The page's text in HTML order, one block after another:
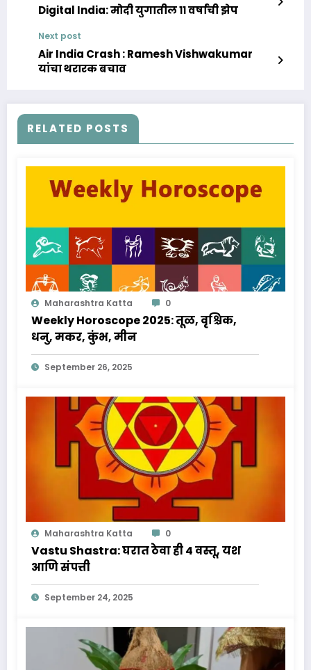
Digital India: मोदी युगातील ११ वर्षांची झेप
Next post
Air India Crash : Ramesh Vishwakumar
यांचा थरारक बचाव
RELATED POSTS
Maharashtra Katta 0
Weekly Horoscope 2025: तूळ, वृश्चिक,
धनु, मकर, कुंभ, मीन
September 26, 2025
Maharashtra Katta 0
Vastu Shastra: घरात ठेवा ही 4 वस्तू, यश
आणि संपत्ती
September 24, 2025